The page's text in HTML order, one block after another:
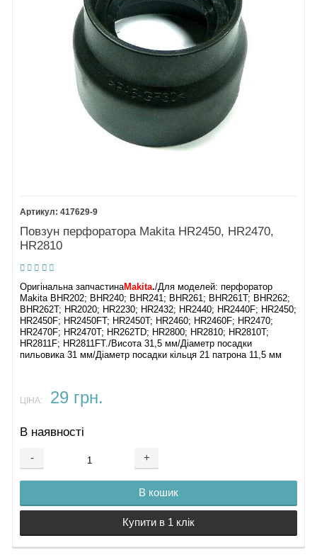
417629-9
Повзун перфоратора Makita HR2450, HR2470,
HR2810
Оригінальна запчастинаMakita./Для моделей: перфоратор
Makita BHR202; BHR240; BHR241; BHR261; BHR261T; BHR262;
BHR262T; HR2020; HR2230; HR2432; HR2440; HR2440F; HR2450;
HR2450F; HR2450FT; HR2450T; HR2460; HR2460F; HR2470;
HR2470F; HR2470T; HR262TD; HR2800; HR2810; HR2810T;
HR2811F; HR2811FT./Висота 31,5 мм/Діаметр посадки
пильовика 31 мм/Діаметр посадки кільця 21 патрона 11,5 мм
ЦІНА: 29 грн.
В наявності
- +
В кошик
Купити в 1 клік